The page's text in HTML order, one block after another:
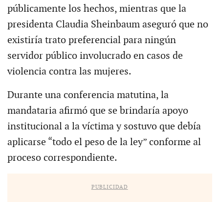
públicamente los hechos, mientras que la
presidenta Claudia Sheinbaum aseguró que no
existiría trato preferencial para ningún
servidor público involucrado en casos de
violencia contra las mujeres.
Durante una conferencia matutina, la
mandataria afirmó que se brindaría apoyo
institucional a la víctima y sostuvo que debía
aplicarse “todo el peso de la ley” conforme al
proceso correspondiente.
PUBLICIDAD